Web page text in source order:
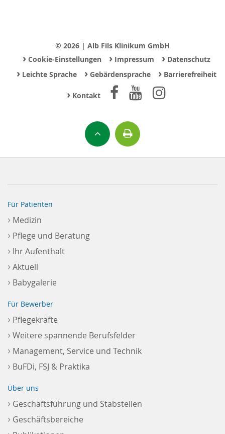
© 2026 | Alb Fils Klinikum GmbH
›Cookie-Einstellungen ›Impressum ›Datenschutz
›Leichte Sprache ›Gebärdensprache ›Barrierefreiheit
› Kontakt
Für Patienten
› Medizin
› Pflege und Beratung
› Ihr Aufenthalt
› Aktuell
› Babygalerie
Für Bewerber
› Pflegekräfte
› Weitere spannende Berufsfelder
› Management, Service und Technik
› BuFDi, FSJ & Praktika
Über uns
› Geschäftsführung und Stabstellen
› Geschäftsbereiche